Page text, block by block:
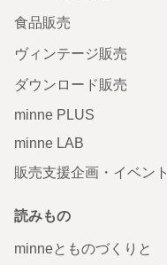
食品販売
ヴィンテージ販売
ダウンロード販売
minne PLUS
minne LAB
販売支援企画・イベント
読みもの
minneとものづくりと